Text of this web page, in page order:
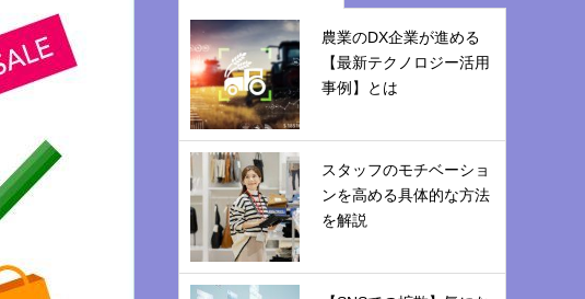
農業のDX企業が進める
【最新テクノロジー活用
事例】とは
スタッフのモチベーショ
ンを高める具体的な方法
を解説